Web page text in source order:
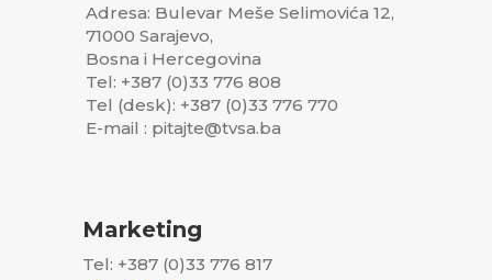
Adresa: Bulevar Meše Selimovića 12,
71000 Sarajevo,
Bosna i Hercegovina
Tel: +387 (0)33 776 808
Tel (desk): +387 (0)33 776 770
E-mail : pitajte@tvsa.ba
Marketing
Tel: +387 (0)33 776 817